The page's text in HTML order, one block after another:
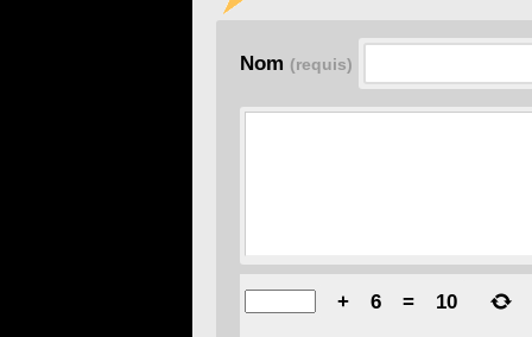
Nom (requis)
+ 6 = 10